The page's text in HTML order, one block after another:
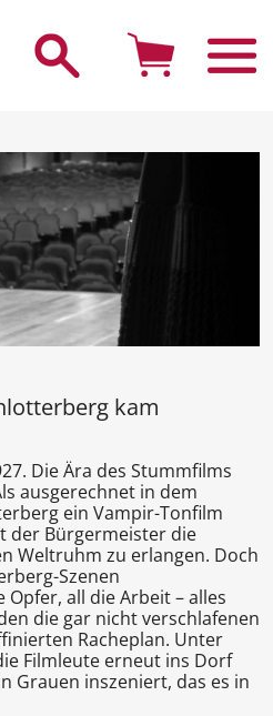
kam
Die Ära des Stummfilms
ausgerechnet in dem
ein Vampir-Tonfilm
der Bürgermeister die
Weltruhm zu erlangen. Doch
Szenen
all die Arbeit – alles
die gar nicht verschlafenen
Racheplan. Unter
Filmleute erneut ins Dorf
Grauen inszeniert, das es in